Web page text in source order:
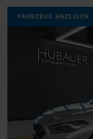
FAHRZEUG ANZEIGEN